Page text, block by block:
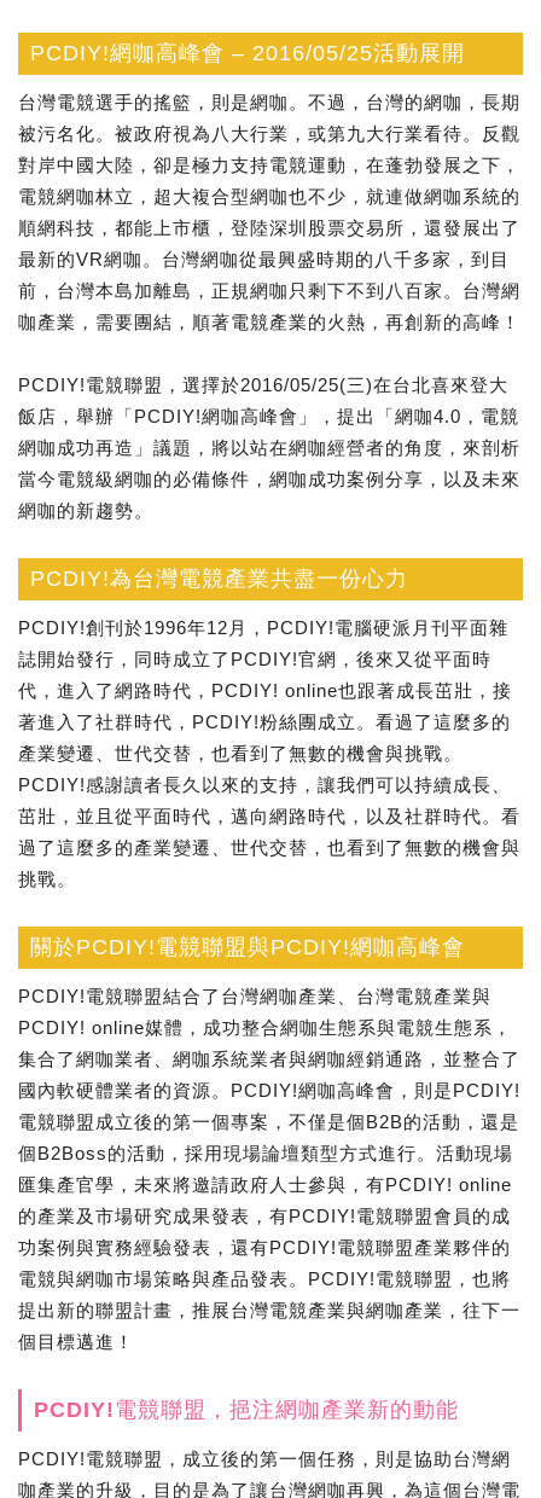
PCDIY!網咖高峰會 – 2016/05/25活動展開
台灣電競選手的搖籃，則是網咖。不過，台灣的網咖，長期
被污名化。被政府視為八大行業，或第九大行業看待。反觀
對岸中國大陸，卻是極力支持電競運動，在蓬勃發展之下，
電競網咖林立，超大複合型網咖也不少，就連做網咖系統的
順網科技，都能上市櫃，登陸深圳股票交易所，還發展出了
最新的VR網咖。台灣網咖從最興盛時期的八千多家，到目
前，台灣本島加離島，正規網咖只剩下不到八百家。台灣網
咖產業，需要團結，順著電競產業的火熱，再創新的高峰！
PCDIY!電競聯盟，選擇於2016/05/25(三)在台北喜來登大
飯店，舉辦「PCDIY!網咖高峰會」，提出「網咖4.0，電競
網咖成功再造」議題，將以站在網咖經營者的角度，來剖析
當今電競級網咖的必備條件，網咖成功案例分享，以及未來
網咖的新趨勢。
PCDIY!為台灣電競產業共盡一份心力
PCDIY!創刊於1996年12月，PCDIY!電腦硬派月刊平面雜
誌開始發行，同時成立了PCDIY!官網，後來又從平面時
代，進入了網路時代，PCDIY! online也跟著成長茁壯，接
著進入了社群時代，PCDIY!粉絲團成立。看過了這麼多的
產業變遷、世代交替，也看到了無數的機會與挑戰。
PCDIY!感謝讀者長久以來的支持，讓我們可以持續成長、
茁壯，並且從平面時代，邁向網路時代，以及社群時代。看
過了這麼多的產業變遷、世代交替，也看到了無數的機會與
挑戰。
關於PCDIY!電競聯盟與PCDIY!網咖高峰會
PCDIY!電競聯盟結合了台灣網咖產業、台灣電競產業與
PCDIY! online媒體，成功整合網咖生態系與電競生態系，
集合了網咖業者、網咖系統業者與網咖經銷通路，並整合了
國內軟硬體業者的資源。PCDIY!網咖高峰會，則是PCDIY!
電競聯盟成立後的第一個專案，不僅是個B2B的活動，還是
個B2Boss的活動，採用現場論壇類型方式進行。活動現場
匯集產官學，未來將邀請政府人士參與，有PCDIY! online
的產業及市場研究成果發表，有PCDIY!電競聯盟會員的成
功案例與實務經驗發表，還有PCDIY!電競聯盟產業夥伴的
電競與網咖市場策略與產品發表。PCDIY!電競聯盟，也將
提出新的聯盟計畫，推展台灣電競產業與網咖產業，往下一
個目標邁進！
PCDIY!電競聯盟，挹注網咖產業新的動能
PCDIY!電競聯盟，成立後的第一個任務，則是協助台灣網
咖產業的升級，目的是為了讓台灣網咖再興，為這個台灣電